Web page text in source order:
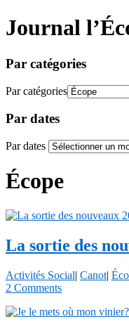
Journal
Par catégories
Par catégories
Par dates
Par dates
Écope
La sortie des
Activités Social| Canot|
2 Comments